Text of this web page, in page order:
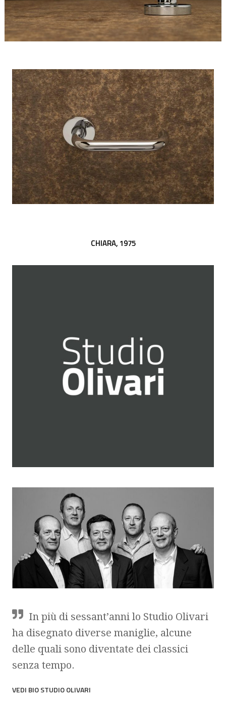
CHIARA, 1975
In più di sessant’anni lo Studio Olivari
ha disegnato diverse maniglie, alcune
delle quali sono diventate dei classici
senza tempo.
VEDI BIO STUDIO OLIVARI